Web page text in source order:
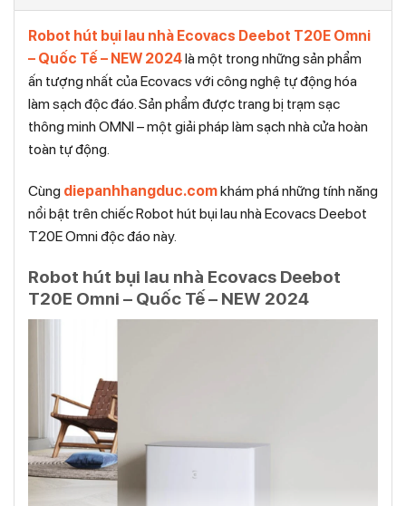
Robot hút bụi lau nhà Ecovacs Deebot T20E Omni
– Quốc Tế – NEW 2024là một trong những sản phẩm
ấn tượng nhất của Ecovacs với công nghệ tự động hóa
làm sạch độc đáo. Sản phẩm được trang bị trạm sạc
thông minh OMNI – một giải pháp làm sạch nhà cửa hoàn
toàn tự động.
Cùng diepanhhangduc.comkhám phá những tính năng
nổi bật trên chiếc Robot hút bụi lau nhà Ecovacs Deebot
T20E Omni độc đáo này.
Robot hút bụi lau nhà Ecovacs Deebot
T20E Omni – Quốc Tế – NEW 2024